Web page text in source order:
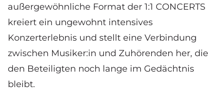
außergewöhnliche Format der 1:1 CONCERTS
kreiert ein ungewohnt intensives
Konzerterlebnis und stellt eine Verbindung
zwischen Musiker:in und Zuhörenden her, die
den Beteiligten noch lange im Gedächtnis
bleibt.